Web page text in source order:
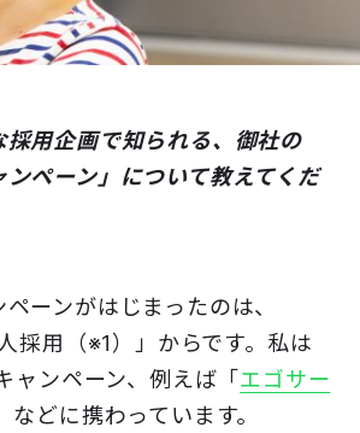
採用企画で知られる、御社の
ンペーン」について教えてくだ
ーンがはじまったのは、
採用（※1）」からです。私は
ャンペーン、例えば「 エゴサー
などに携わっています。